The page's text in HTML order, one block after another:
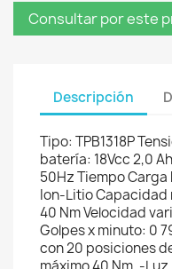
Consultar por este
Descripción
Tipo: TPB1318P
batería: 18Vcc 2,0
50Hz Tiempo Carga
Ion-Litio Capacidad
40 Nm Velocidad
Golpes x minuto: 0
con 20 posiciones